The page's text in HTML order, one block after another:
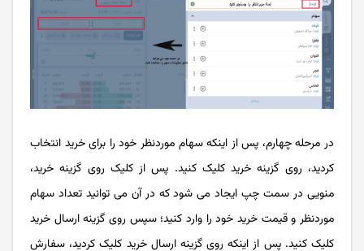
در مرحله چهارم، پس از اینکه سهام موردنظر خود را برای خرید انتخاب
کردید، روی گزینه خرید کلیک کنید. پس از کلیک روی گزینه خرید،
منویی در سمت چپ ایجاد می شود که در آن می توانید تعداد سهام
موردنظر و قیمت خرید خود را وارد کنید؛ سپس روی گزینه ارسال خرید
کلیک کنید. پس از اینکه روی گزینه ارسال خرید کلیک کردید، سفارش